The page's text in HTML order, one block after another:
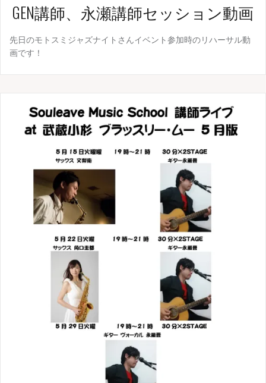
GEN講師、永瀬講師セッション動画
先日のモトスミジャズナイトさんイベント参加時のリハーサル動
画です！